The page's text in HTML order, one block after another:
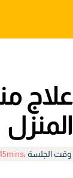
علاج
المنزل
وقت الجلسة :